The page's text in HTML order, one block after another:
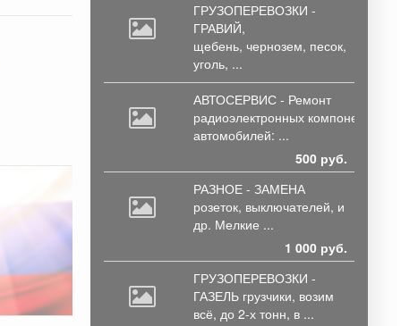
ГРУЗОПЕРЕВОЗКИ -
ГРАВИЙ,
щебень, чернозем, песок,
уголь, ...
АВТОСЕРВИС - Ремонт
радиоэлектронных компонентов
автомобилей: ...
500 руб.
РАЗНОЕ - ЗАМЕНА
розеток, выключателей, и
др. Мелкие ...
1 000 руб.
ГРУЗОПЕРЕВОЗКИ -
ГАЗЕЛЬ грузчики, возим
всё, до 2-х тонн, в ...